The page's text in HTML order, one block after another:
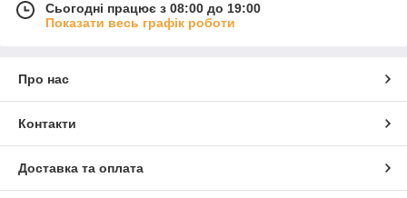
Сьогодні працює з 08:00 до 19:00
Показати весь графік роботи
Про нас
Контакти
Доставка та оплата